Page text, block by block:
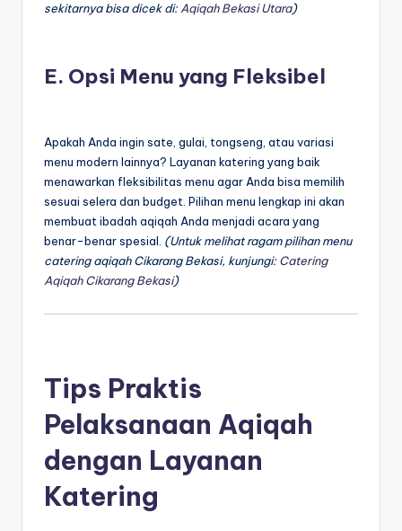
sekitarnya bisa dicek di:Aqiqah Bekasi Utara)
E. Opsi Menu yang Fleksibel
Apakah Anda ingin sate, gulai, tongseng, atau variasi
menu modern lainnya? Layanan katering yang baik
menawarkan fleksibilitas menu agar Anda bisa memilih
sesuai selera dan budget. Pilihan menu lengkap ini akan
membuat ibadah aqiqah Anda menjadi acara yang
benar-benar spesial. (Untuk melihat ragam pilihan menu
catering aqiqah Cikarang Bekasi, kunjungi:Catering
Aqiqah Cikarang Bekasi)
Tips Praktis
Pelaksanaan Aqiqah
dengan Layanan
Katering